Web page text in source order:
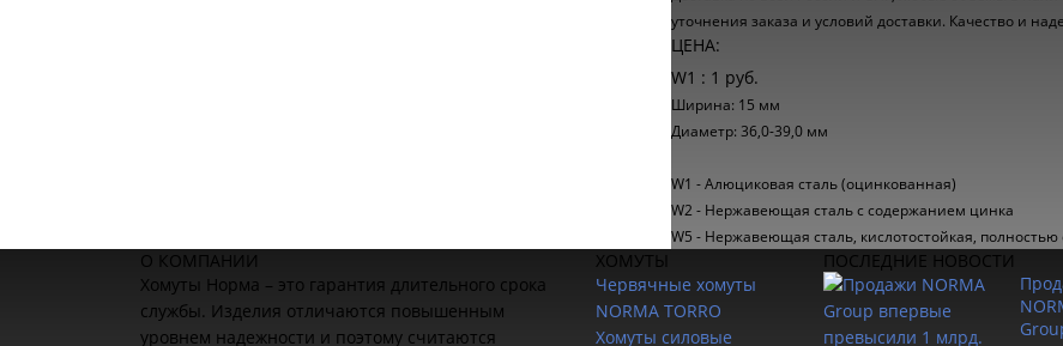
уточнения заказа и условий доставки. Качество и
ЦЕНА:
W1 : 1 руб.
Ширина: 15 мм
Диаметр: 36,0-39,0 мм
W1 - Алюциковая сталь (оцинкованная)
W2 - Нержавеющая сталь с содержанием цинка
W5 - Нержавеющая сталь, кислотостойкая, полностью
О КОМПАНИИ
Хомуты Норма – это гарантия длительного срока
службы. Изделия отличаются повышенным
уровнем надежности и поэтому считаются
ХОМУТЫ
Червячные хомуты
NORMA TORRO
Хомуты силовые
ПОСЛЕДНИЕ НОВОСТИ